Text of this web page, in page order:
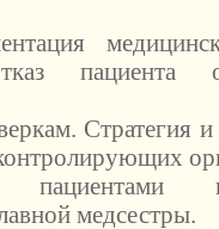
пациента
Стратегия
медсестры.